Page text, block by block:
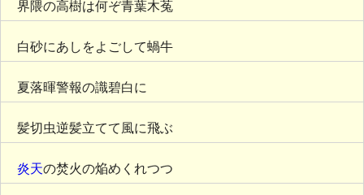
界隈の高樹は何ぞ青葉木菟
白砂にあしをよごして蝸牛
夏落暉警報の識碧白に
髪切虫逆髪立てて風に飛ぶ
炎天の焚火の焔めくれつつ